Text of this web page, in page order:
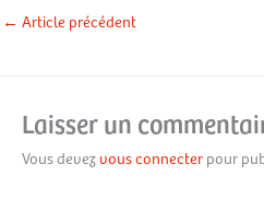
← Article précédent
Laisser un
Vous devezvous connecterpour